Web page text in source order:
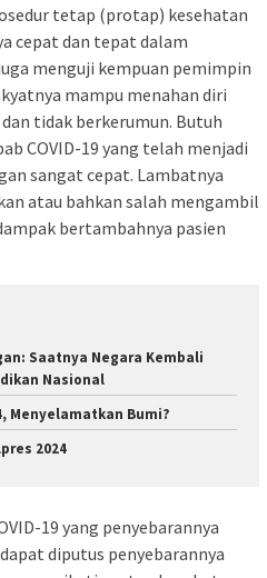
tetap (protap) kesehatan
cepat dan tepat dalam
menguji kempuan pemimpin
mampu menahan diri
tidak berkerumun. Butuh
COVID-19 yang telah menjadi
sangat cepat. Lambatnya
atau bahkan salah mengambil
bertambahnya pasien
Saatnya Negara Kembali
Nasional
Menyelamatkan Bumi?
2024
19 yang penyebarannya
diputus penyebarannya